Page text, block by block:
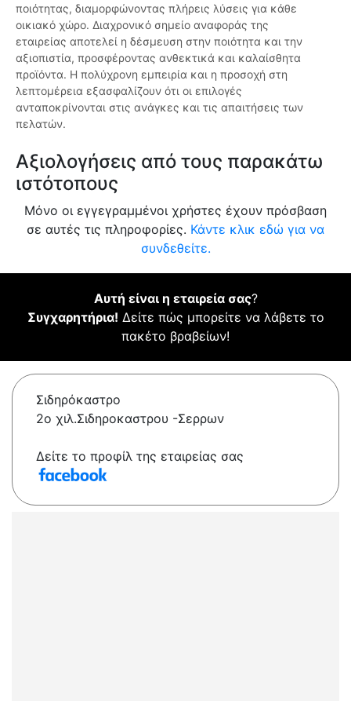
ποιότητας, διαμορφώνοντας πλήρεις λύσεις για κάθε
οικιακό χώρο. Διαχρονικό σημείο αναφοράς της
εταιρείας αποτελεί η δέσμευση στην ποιότητα και την
αξιοπιστία, προσφέροντας ανθεκτικά και καλαίσθητα
προϊόντα. Η πολύχρονη εμπειρία και η προσοχή στη
λεπτομέρεια εξασφαλίζουν ότι οι επιλογές
ανταποκρίνονται στις ανάγκες και τις απαιτήσεις των
πελατών.
Αξιολογήσεις από τους παρακάτω
ιστότοπους
Μόνο οι εγγεγραμμένοι χρήστες έχουν πρόσβαση
σε αυτές τις πληροφορίες. Κάντε κλικ εδώ για να
συνδεθείτε.
Αυτή είναι η εταιρεία σας?
Συγχαρητήρια! Δείτε πώς μπορείτε να λάβετε το
πακέτο βραβείων!
Σιδηρόκαστρο
2ο χιλ.Σιδηροκαστρου -Σερρων
Δείτε το προφίλ της εταιρείας σας